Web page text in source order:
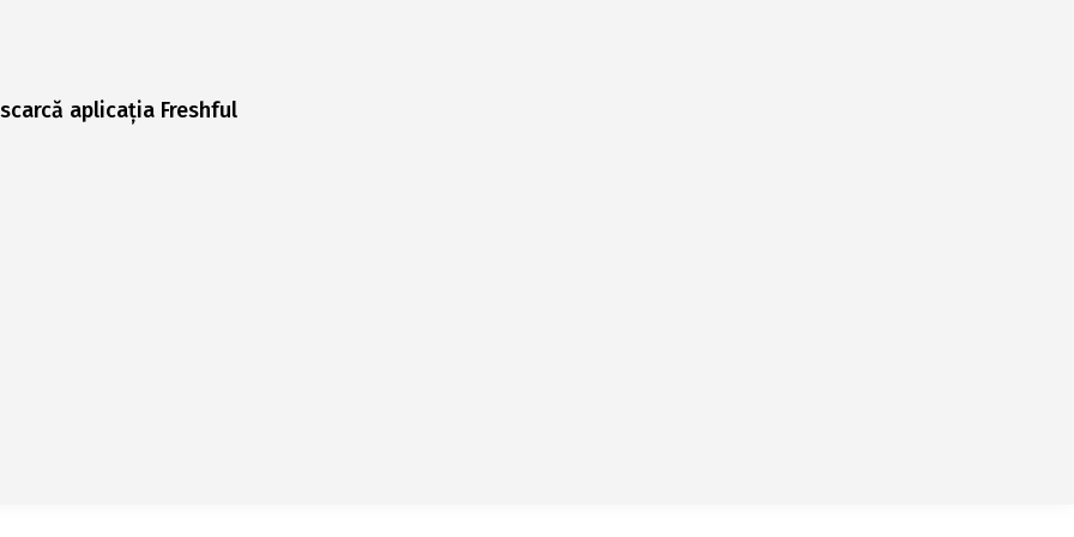
aplicația Freshful